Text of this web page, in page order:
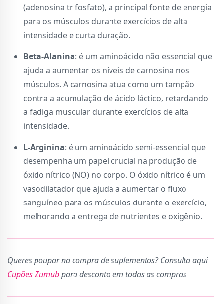
(adenosina trifosfato), a principal fonte de energia
para os músculos durante exercícios de alta
intensidade e curta duração.
Beta-Alanina: é um aminoácido não essencial que
ajuda a aumentar os níveis de carnosina nos
músculos. A carnosina atua como um tampão
contra a acumulação de ácido láctico, retardando
a fadiga muscular durante exercícios de alta
intensidade.
L-Arginina: é um aminoácido semi-essencial que
desempenha um papel crucial na produção de
óxido nítrico (NO) no corpo. O óxido nítrico é um
vasodilatador que ajuda a aumentar o fluxo
sanguíneo para os músculos durante o exercício,
melhorando a entrega de nutrientes e oxigênio.
Queres poupar na compra de suplementos? Consulta aqui
Cupões Zumubpara desconto em todas as compras